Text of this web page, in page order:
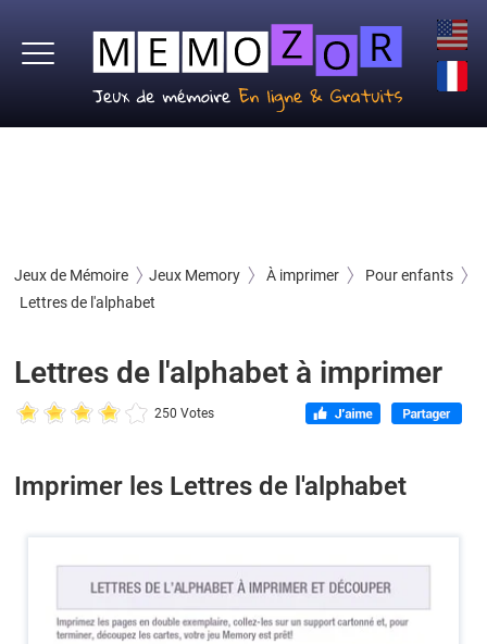
Jeux de Mémoire Jeux Memory À imprimer
Pour enfants
Lettres de l'alphabet
Lettres de l'alphabet à imprimer
250 Votes
Imprimer les Lettres de l'alphabet